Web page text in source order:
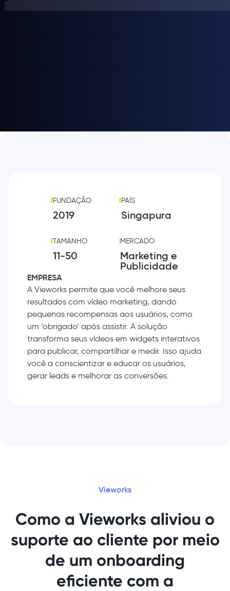
FUNDAÇÃO
2019
PAÍS
Singapura
TAMANHO
11-50
MERCADO
Marketing e
Publicidade
EMPRESA
A Vieworks permite que você melhore seus
resultados com vídeo marketing, dando
pequenas recompensas aos usuários, como
um ‘obrigado’ após assistir. A solução
transforma seus vídeos em widgets interativos
para publicar, compartilhar e medir. Isso ajuda
você a conscientizar e educar os usuários,
gerar leads e melhorar as conversões.
Vieworks
Como a Vieworks aliviou o
suporte ao cliente por meio
de um onboarding
eficiente com a